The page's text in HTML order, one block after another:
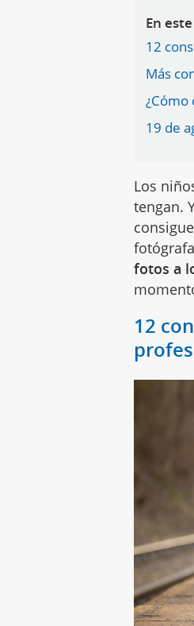
En
12
Más
¿Cómo
19 de
Los
tengan.
fotos a
12